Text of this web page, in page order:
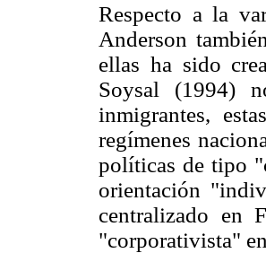
Respecto a la
Anderson
ellas ha sido
Soysal (1994)
inmigrantes,
regímenes
políticas de tipo
orientación
centralizado en
"corporativista"